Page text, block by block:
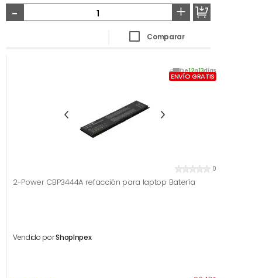
- +
Comparar
De12a13días
ENVÍO GRATIS
0
2-Power CBP3444A refacción para laptop Batería
Vendido porShopInpex